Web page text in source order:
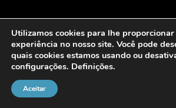
2026 - Personalcob - CNPJ: 12.837.042/
Utilizamos cookies para lhe
experiência no nosso site. Você pode
quais cookies estamos usando ou
configurações. Definições.
Aceitar